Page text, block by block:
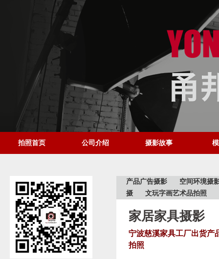
拍照首页 公司介绍 摄影故事
产品广告摄影
空间环境摄
摄
文玩字画艺术品拍照
家居家具摄影
宁波慈溪家具工厂出货产
拍照